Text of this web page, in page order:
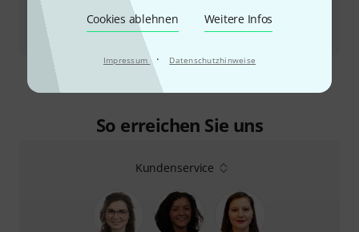
Cookies ablehnen Weitere Infos
Impressum · Datenschutzhinweise
Testbericht
So erreichen Sie uns
Kundenservice